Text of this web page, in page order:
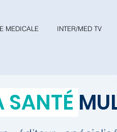
SANTÉ
MEDICALE INTER/MED TV